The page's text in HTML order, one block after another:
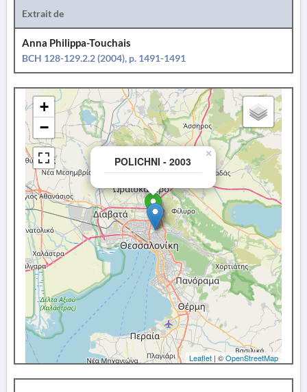
Extrait de
Anna Philippa-Touchais
BCH 128-129.2.2 (2004), p. 1491-1491
POLICHNI - 2003
×
+
−
Leaflet | ©OpenStreetMap